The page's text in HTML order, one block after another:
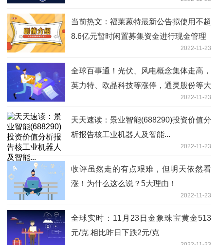
当前热文：福莱蒽特最新公告拟使用不超
8.6亿元暂时闲置募集资金进行现金管理
2022-11-23
全球百事通！光伏、风电概念集体走高，
英力特、欧晶科技等涨停，通灵股份等大
2022-11-23
天天速读：景业智能(688290)投资价值分
析报告核工业机器人及智能...
2022-11-23
收评虽然走的有点艰难，但明天依然看
涨！为什么这么说？5大理由！
2022-11-23
全球实时：11月23日金象珠宝黄金513
元/克 相比昨日下跌2元/克